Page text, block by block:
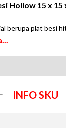
Hollow 15 x 15
berupa plat besi
INFO SKU